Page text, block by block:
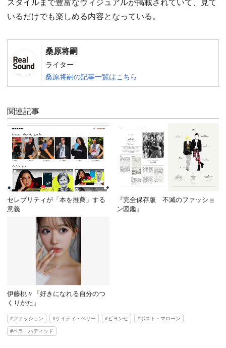
いるだけでも楽しめる内容となっている。
桑原将嗣
ライター
桑原将嗣の記事一覧はこちら
関連記事
セレブリティが「本を推薦」する
意義
『完全保存版 不滅のファッショ
ン図鑑』
伊藤桃々『好きになれる自分のつ
くりかた』
ファッション ケイティ・ペリー ビヨンセ
ポスト・マローン
ベラ・ハディッド